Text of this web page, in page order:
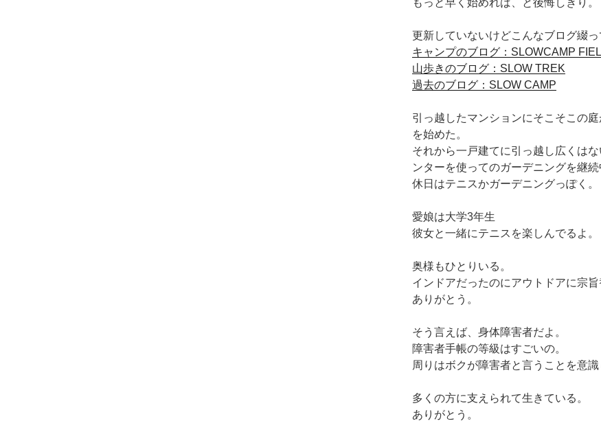
もっと早く始めれば、と後悔しきり。
更新していないけどこんなブログ綴っ
キャンプのブログ：SLOWCAMP
山歩きのブログ：SLOW TREK
過去のブログ：SLOW CAMP
引っ越したマンションにそこそこの
を始めた。
それから一戸建てに引っ越し広くは
ンターを使ってのガーデニングを継続
休日はテニスかガーデニングっぽく。
愛娘は大学3年生
彼女と一緒にテニスを楽しんでるよ。
奥様もひとりいる。
インドアだったのにアウトドアに宗旨
ありがとう。
そう言えば、身体障害者だよ。
障害者手帳の等級はすごいの。
周りはボクが障害者と言うことを意識
多くの方に支えられて生きている。
ありがとう。